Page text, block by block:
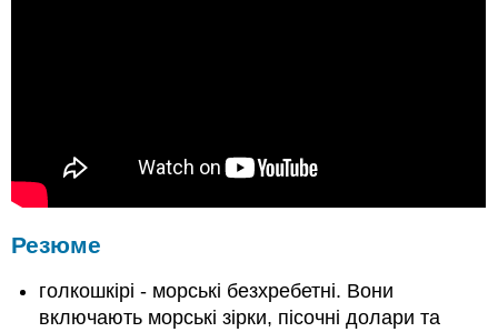
Резюме
голкошкірі - морські безхребетні. Вони
включають морські зірки, пісочні долари та